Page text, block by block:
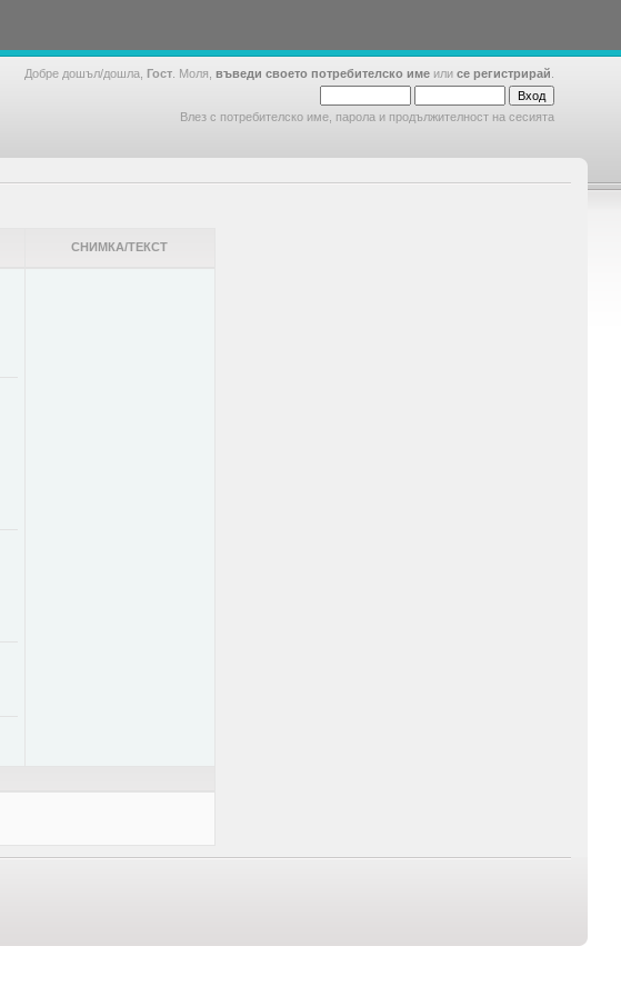
Добре дошъл/дошла, Гост . Моля, въведи своето потребителско име или се регистрирай
Влез с потребителско име, парола и продължителност на сесията
СНИМКА/ТЕКСТ